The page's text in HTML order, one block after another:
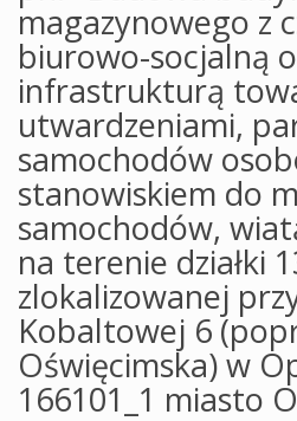
magazynowego z
biurowo-socjalną
infrastrukturą
utwardzeniami,
samochodów
stanowiskiem do
samochodów,
na terenie działki
zlokalizowanej
Kobaltowej 6
Oświęcimska) w
166101_1 miasto